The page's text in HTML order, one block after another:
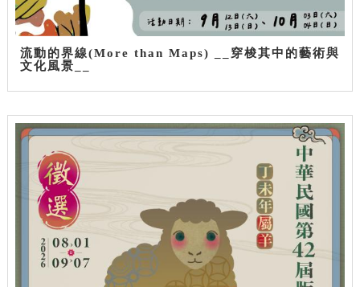
流動的界線(More than Maps) __穿梭其中的藝術與
文化風景__